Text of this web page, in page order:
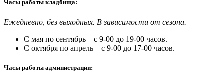
Часы работы кладбища:
Ежедневно, без выходных. В зависимости от сезона.
С мая по сентябрь – с 9-00 до 19-00 часов.
С октября по апрель – с 9-00 до 17-00 часов.
Часы работы администрации: